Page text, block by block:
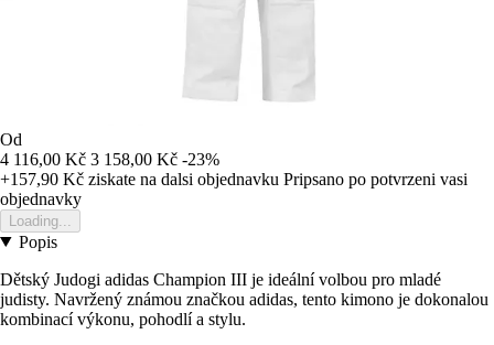
Od
4 116,00 Kč 3 158,00 Kč -23%
+157,90 Kč ziskate na dalsi objednavku Pripsano po potvrzeni vasi
objednavky
Loading...
Popis
Dětský Judogi adidas Champion III je ideální volbou pro mladé
judisty. Navržený známou značkou adidas, tento kimono je dokonalou
kombinací výkonu, pohodlí a stylu.